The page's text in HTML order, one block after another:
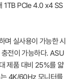
1TB PCIe 4.0 x4 SS
며 실사용이 가능한 시
전이 가능하다. ASU
제품 대비 25%를 얇
4K/60Hz 모니터를